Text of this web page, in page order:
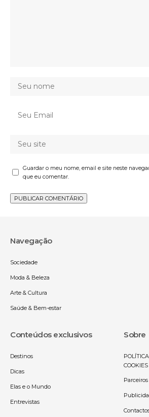
Guardar o meu nome, email e site neste
que eu comentar.
Navegação
Sociedade
Moda & Beleza
Arte & Cultura
Saúde & Bem-estar
Conteúdos exclusivos
Destinos
Dicas
Elas e o Mundo
Entrevistas
Sobre
COOKIES
Parceiros